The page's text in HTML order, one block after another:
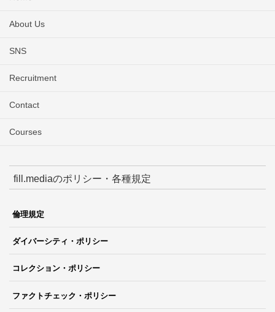
About Us
SNS
Recruitment
Contact
Courses
fill.mediaのポリシー・各種規定
倫理規定
ダイバーシティ・ポリシー
コレクション・ポリシー
ファクトチェック・ポリシー